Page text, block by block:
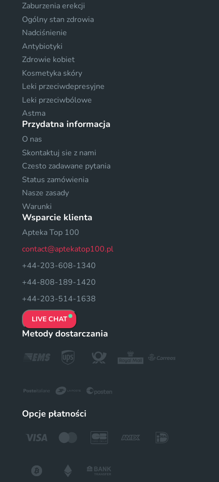
Zaburzenia erekcji
Ogólny stan zdrowia
Nadciśnienie
Antybiotyki
Zdrowie kobiet
Kosmetyka skóry
Leki przeciwdepresyjne
Leki przeciwbólowe
Astma
Przydatna informacja
O nas
Skontaktuj sie z nami
Czesto zadawane pytania
Status zamówienia
Nasze zasady
Warunki
Wsparcie klienta
Apteka Top 100
contact@aptekatop100.pl
+44-203-608-1340
+44-808-189-1420
+44-203-514-1638
LIVE CHAT
Metody dostarczania
Opcje płatności